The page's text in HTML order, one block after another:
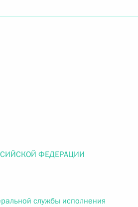
ФЕДЕРАЦИИ
службы исполнения